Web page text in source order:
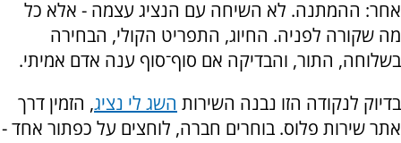
אחר: ההמתנה. לא השיחה עם הנציג עצמה - אלא כל
מה שקורה לפניה. החיוג, התפריט הקולי, הבחירה
בשלוחה, התור, והבדיקה אם סוף־סוף ענה אדם אמיתי.
בדיוק לנקודה הזו נבנה השירות השג לי נציג, הזמין דרך
אתר שירות פלוס. בוחרים חברה, לוחצים על כפתור אחד -